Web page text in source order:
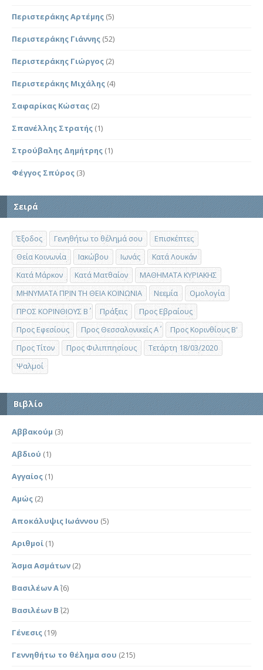
Περιστεράκης Αρτέμης (5)
Περιστεράκης Γιάννης (52)
Περιστεράκης Γιώργος (2)
Περιστεράκης Μιχάλης (4)
Σαφαρίκας Κώστας (2)
Σπανέλλης Στρατής (1)
Στρούβαλης Δημήτρης (1)
Φέγγος Σπύρος (3)
Σειρά
Έξοδος Γενηθήτω το θέλημά σου
Επισκέπτες
Θεία Κοινωνία
Ιακώβου Ιωνάς
Κατά Λουκάν
Κατά Μάρκον
Κατά Ματθαίον
ΜΑΘΗΜΑΤΑ ΚΥΡΙΑΚΗΣ
ΜΗΝΥΜΑΤΑ ΠΡΙΝ ΤΗ ΘΕΙΑ ΚΟΙΝΩΝΙΑ
Νεεμία
Ομολογία
ΠΡΟΣ ΚΟΡΙΝΘΙΟΥΣ Β΄
Πράξεις
Προς Εβραίους
Προς Εφεσίους
Προς Θεσσαλονικείς Α΄
Προς Κορινθίους Β'
Προς Τίτον
Προς Φιλιππησίους
Τετάρτη 18/03/2020
Ψαλμοί
Βιβλίο
Αββακούμ (3)
Αβδιού (1)
Αγγαίος (1)
Αμώς (2)
Αποκάλυψις Ιωάννου (5)
Αριθμοί (1)
Άσμα Ασμάτων (2)
Βασιλέων Α΄(6)
Βασιλέων Β΄ (2)
Γένεσις (19)
Γεννηθήτω το θέλημα σου (215)